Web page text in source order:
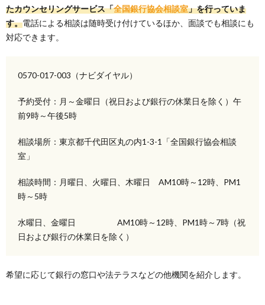
たカウンセリングサービス「全国銀行協会相談室」を行っていま
す。電話による相談は随時受け付けているほか、面談でも相談にも
対応できます。
0570-017-003（ナビダイヤル）
予約受付：月～金曜日（祝日および銀行の休業日を除く）午
前9時～午後5時
相談場所：東京都千代田区丸の内1-3-1「全国銀行協会相談
室」
相談時間：月曜日、火曜日、木曜日 AM10時～12時、PM1
時～5時
水曜日、金曜日 AM10時～12時、PM1時～7時（祝
日および銀行の休業日を除く）
希望に応じて銀行の窓口や法テラスなどの他機関を紹介します。